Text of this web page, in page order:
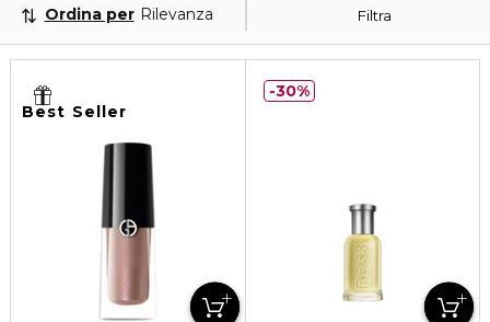
Filtra
Ordina per Rilevanza
Best Seller
30%